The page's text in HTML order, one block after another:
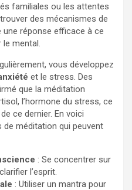
familiales ou les attentes
des mécanismes de
réponse efficace à ce
le mental.
vous développez
et le stress. Des
que la méditation
l’hormone du stress, ce
ce dernier. En voici
méditation qui peuvent
: Se concentrer sur
l’esprit.
: Utiliser un mantra pour